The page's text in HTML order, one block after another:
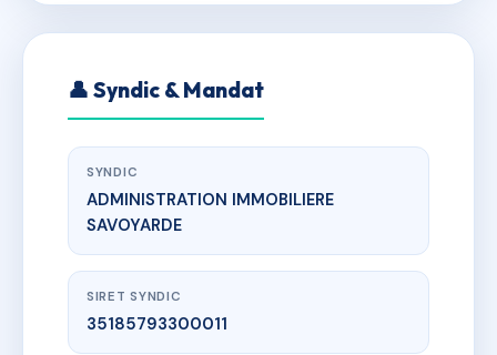
👤 Syndic & Mandat
SYNDIC
ADMINISTRATION IMMOBILIERE
SAVOYARDE
SIRET SYNDIC
35185793300011